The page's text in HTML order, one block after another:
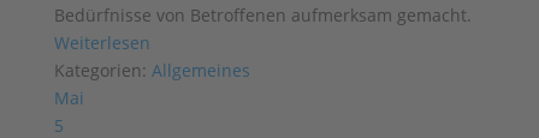
Bedürfnisse von Betroffenen aufmerksam gemacht.
Weiterlesen
Kategorien: Allgemeines
Mai
5